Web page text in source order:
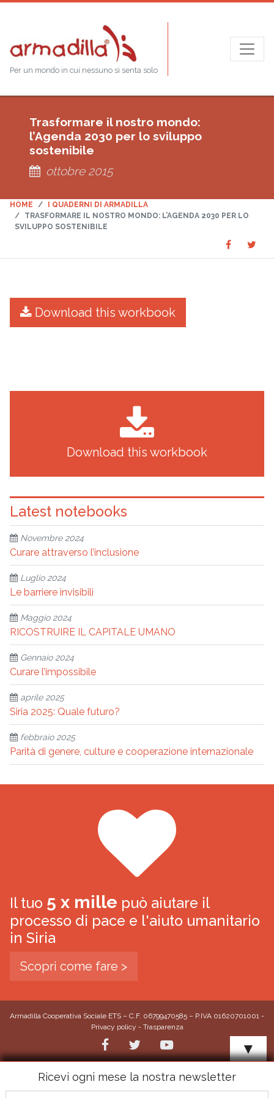
Per un mondo in cui nessuno si senta solo
Trasformare il nostro mondo:
l’Agenda 2030 per lo sviluppo
sostenibile
ottobre 2015
HOME
I QUADERNI DI ARMADILLA
TRASFORMARE IL NOSTRO MONDO: L’AGENDA 2030 PER LO
SVILUPPO SOSTENIBILE
Share
on
on
Download this workbook
Download this workbook
Latest notebooks
Novembre 2024
Curare attraverso l’inclusione
Luglio 2024
Le barriere invisibili
Maggio 2024
RICOSTRUIRE IL CAPITALE UMANO
Gennaio 2024
Curare l’impossibile
aprile 2025
Siria 2025: Quale futuro?
febbraio 2025
Parità di genere, culture e cooperazione internazionale
Il tuo 5 x mille può aiutare il
processo di pace e l'aiuto umanitario
in Siria
Scopri come fare >
Armadilla Cooperativa Sociale ETS – C.F. 06799470585 – P.IVA 01620701001 -
Privacy policy - Trasparenza
▼
Ricevi ogni mese la nostra newsletter